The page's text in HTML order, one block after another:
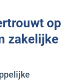
op
zakelijke